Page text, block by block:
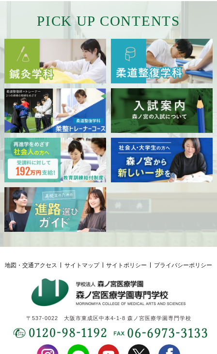
PICK UP CONTENTS
地図・交通アクセス サイトマップ サイトポリシー プライバシーポリシー
〒537-0022 大阪市東成区中本4-1-8 森ノ宮医療学園専門学校